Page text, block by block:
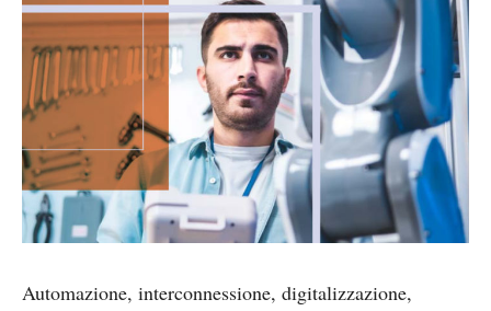
Automazione, interconnessione, digitalizzazione,